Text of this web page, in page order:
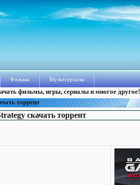
Фильмы Мультсериалы
фильмы, игры, сериалы и многое другое!
торрент
скачать торрент